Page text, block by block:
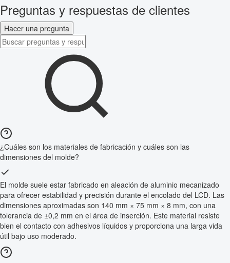
Preguntas y respuestas de clientes
Hacer una pregunta
¿Cuáles son los materiales de fabricación y cuáles son las
dimensiones del molde?
El molde suele estar fabricado en aleación de aluminio mecanizado
para ofrecer estabilidad y precisión durante el encolado del LCD. Las
dimensiones aproximadas son 140 mm × 75 mm × 8 mm, con una
tolerancia de ±0,2 mm en el área de inserción. Este material resiste
bien el contacto con adhesivos líquidos y proporciona una larga vida
útil bajo uso moderado.